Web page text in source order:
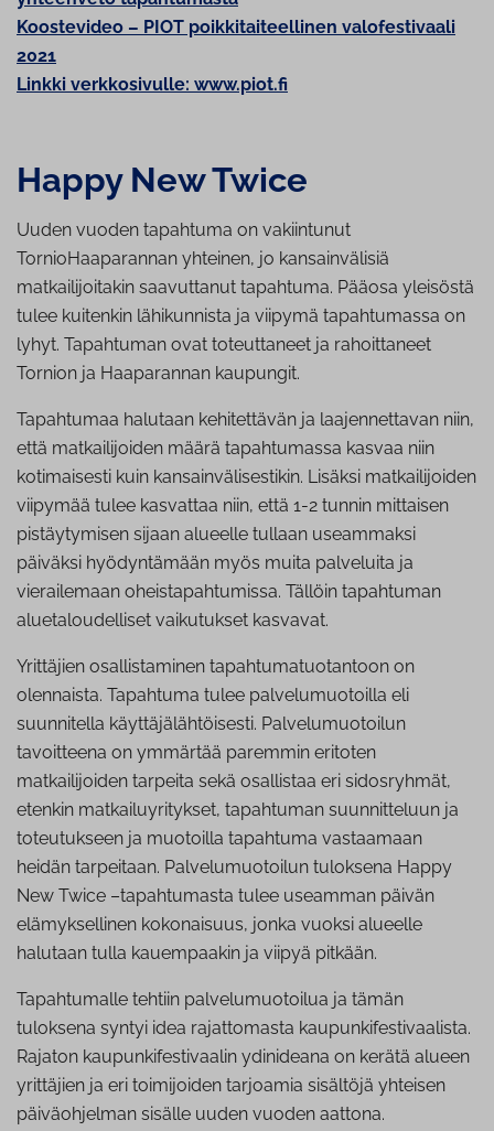
Koostevideo – PIOT poikkitaiteellinen valofestivaali
2021
Linkki verkkosivulle: www.piot.fi
Happy New Twice
Uuden vuoden tapahtuma on vakiintunut
TornioHaaparannan yhteinen, jo kansainvälisiä
matkailijoitakin saavuttanut tapahtuma. Pääosa yleisöstä
tulee kuitenkin lähikunnista ja viipymä tapahtumassa on
lyhyt. Tapahtuman ovat toteuttaneet ja rahoittaneet
Tornion ja Haaparannan kaupungit.
Tapahtumaa halutaan kehitettävän ja laajennettavan niin,
että matkailijoiden määrä tapahtumassa kasvaa niin
kotimaisesti kuin kansainvälisestikin. Lisäksi matkailijoiden
viipymää tulee kasvattaa niin, että 1-2 tunnin mittaisen
pistäytymisen sijaan alueelle tullaan useammaksi
päiväksi hyödyntämään myös muita palveluita ja
vierailemaan oheistapahtumissa. Tällöin tapahtuman
aluetaloudelliset vaikutukset kasvavat.
Yrittäjien osallistaminen tapahtumatuotantoon on
olennaista. Tapahtuma tulee palvelumuotoilla eli
suunnitella käyttäjälähtöisesti. Palvelumuotoilun
tavoitteena on ymmärtää paremmin eritoten
matkailijoiden tarpeita sekä osallistaa eri sidosryhmät,
etenkin matkailuyritykset, tapahtuman suunnitteluun ja
toteutukseen ja muotoilla tapahtuma vastaamaan
heidän tarpeitaan. Palvelumuotoilun tuloksena Happy
New Twice –tapahtumasta tulee useamman päivän
elämyksellinen kokonaisuus, jonka vuoksi alueelle
halutaan tulla kauempaakin ja viipyä pitkään.
Tapahtumalle tehtiin palvelumuotoilua ja tämän
tuloksena syntyi idea rajattomasta kaupunkifestivaalista.
Rajaton kaupunkifestivaalin ydinideana on kerätä alueen
yrittäjien ja eri toimijoiden tarjoamia sisältöjä yhteisen
päiväohjelman sisälle uuden vuoden aattona.